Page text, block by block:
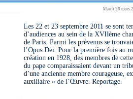
Mardi 26 mars
Les 22 et 23 septembre 2011 se sont
d’audiences au sein de la XVIlème
de Paris. Parmi les prévenus se
l’Opus Dei. Pour la première fois au
création en 1928, des membres de
du pape comparaissaient devant un
d’une ancienne membre courageuse,
auxiliaire » de l’Œuvre. Reportage.